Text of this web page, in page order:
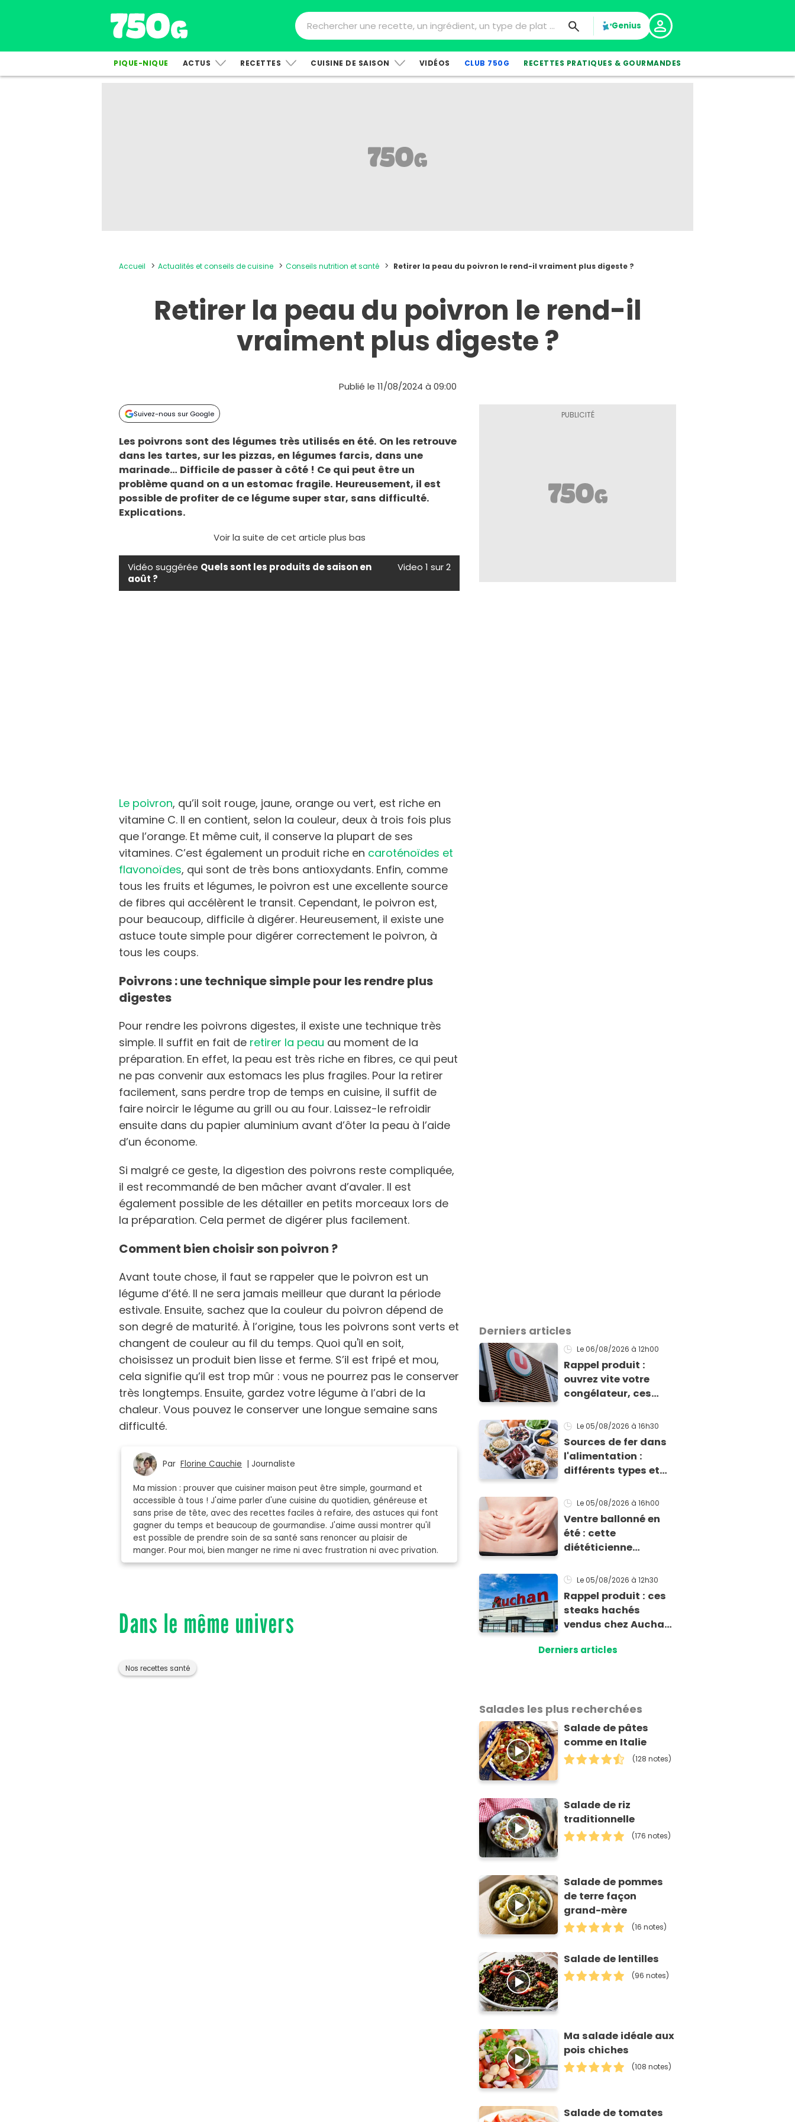
Genius
PIQUE-NIQUE ACTUS RECETTES CUISINE DE SAISON VIDÉOS CLUB 750G RECETTES PRATIQUES & GOURMANDES
Accueil Actualités et conseils de cuisine Conseils nutrition et santé Retirer la peau du poivron le rend-il vraiment plus digeste ?
Retirer la peau du poivron le rend-il
vraiment plus digeste ?
Publié le 11/08/2024 à 09:00
Suivez-nous sur Google
Les poivrons sont des légumes très utilisés en été. On les retrouve
dans les tartes, sur les pizzas, en légumes farcis, dans une
marinade… Difficile de passer à côté ! Ce qui peut être un
problème quand on a un estomac fragile. Heureusement, il est
possible de profiter de ce légume super star, sans difficulté.
Explications.
Voir la suite de cet article plus bas
Vidéo suggérée Quels sont les produits de saison en
août ?
Video 1 sur 2
Le poivron, qu’il soit rouge, jaune, orange ou vert, est riche en
vitamine C. Il en contient, selon la couleur, deux à trois fois plus
que l’orange. Et même cuit, il conserve la plupart de ses
vitamines. C’est également un produit riche en caroténoïdes et
flavonoïdes, qui sont de très bons antioxydants. Enfin, comme
tous les fruits et légumes, le poivron est une excellente source
de fibres qui accélèrent le transit. Cependant, le poivron est,
pour beaucoup, difficile à digérer. Heureusement, il existe une
astuce toute simple pour digérer correctement le poivron, à
tous les coups.
Poivrons : une technique simple pour les rendre plus
digestes
Pour rendre les poivrons digestes, il existe une technique très
simple. Il suffit en fait de retirer la peau au moment de la
préparation. En effet, la peau est très riche en fibres, ce qui peut
ne pas convenir aux estomacs les plus fragiles. Pour la retirer
facilement, sans perdre trop de temps en cuisine, il suffit de
faire noircir le légume au grill ou au four. Laissez-le refroidir
ensuite dans du papier aluminium avant d’ôter la peau à l’aide
d’un économe.
Si malgré ce geste, la digestion des poivrons reste compliquée,
il est recommandé de ben mâcher avant d’avaler. Il est
également possible de les détailler en petits morceaux lors de
la préparation. Cela permet de digérer plus facilement.
Comment bien choisir son poivron ?
Avant toute chose, il faut se rappeler que le poivron est un
légume d’été. Il ne sera jamais meilleur que durant la période
estivale. Ensuite, sachez que la couleur du poivron dépend de
son degré de maturité. À l’origine, tous les poivrons sont verts et
changent de couleur au fil du temps. Quoi qu'il en soit,
choisissez un produit bien lisse et ferme. S’il est fripé et mou,
cela signifie qu’il est trop mûr : vous ne pourrez pas le conserver
très longtemps. Ensuite, gardez votre légume à l’abri de la
chaleur. Vous pouvez le conserver une longue semaine sans
difficulté.
ParFlorine Cauchie | Journaliste
Ma mission : prouver que cuisiner maison peut être simple, gourmand et
accessible à tous ! J'aime parler d'une cuisine du quotidien, généreuse et
sans prise de tête, avec des recettes faciles à refaire, des astuces qui font
gagner du temps et beaucoup de gourmandise. J'aime aussi montrer qu'il
est possible de prendre soin de sa santé sans renoncer au plaisir de
manger. Pour moi, bien manger ne rime ni avec frustration ni avec privation.
Dans le même univers
Nos recettes santé
Derniers articles
Le 06/08/2026 à 12h00
Rappel produit :
ouvrez vite votre
congélateur, ces
sont contaminés par
la Listeria
Le 05/08/2026 à 16h30
Sources de fer dans
l'alimentation :
différents types et
d'absorption par le
corps
Le 05/08/2026 à 16h00
Ventre ballonné en
été : cette
diététicienne
comment l'éviter
Le 05/08/2026 à 12h30
Rappel produit : ces
steaks hachés
vendus chez Auchan
sanitaire
Derniers articles
Salades les plus recherchées
Salade de pâtes
comme en Italie
(128 notes)
Salade de riz
traditionnelle
(176 notes)
Salade de pommes
de terre façon
grand-mère
(16 notes)
Salade de lentilles
(96 notes)
Ma salade idéale aux
pois chiches
(108 notes)
Salade de tomates